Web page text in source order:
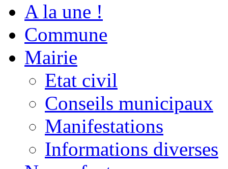
A la une !
Commune
Mairie
Etat civil
Conseils municipaux
Manifestations
Informations diverses